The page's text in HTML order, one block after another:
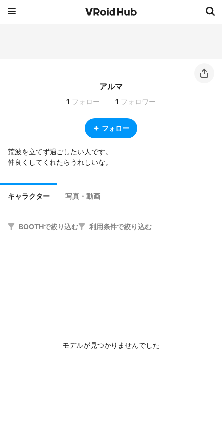
アルマ
1 フォロー 1 フォロワー
フォロー
荒波を立てず過ごしたい人です。
仲良くしてくれたらうれしいな。
キャラクター 写真・動画
BOOTHで絞り込む 利用条件で絞り込む
モデルが見つかりませんでした